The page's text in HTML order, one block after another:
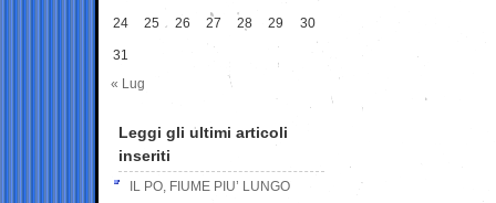
24 25 26 27 28 29 30
31
« Lug
Leggi gli ultimi articoli
inseriti
IL PO, FIUME PIU’ LUNGO